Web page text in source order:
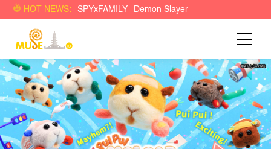
HOT NEWS: SPYxFAMILY Demon Slayer